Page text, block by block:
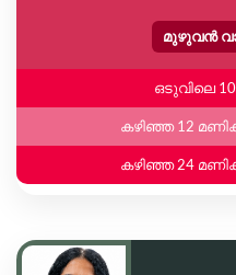
മുഴുവൻ
ഒടുവിലെ
കഴിഞ്ഞ 12
കഴിഞ്ഞ 24